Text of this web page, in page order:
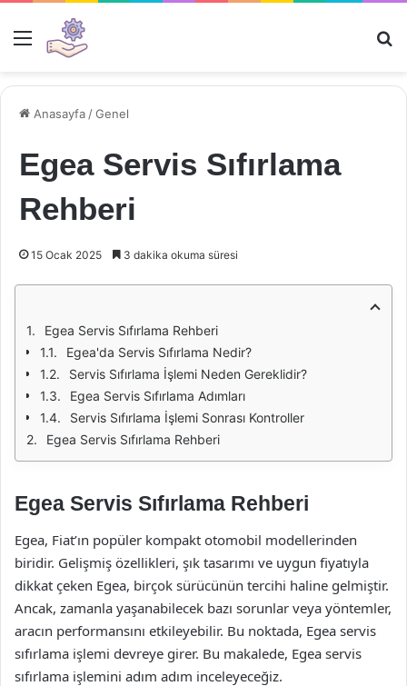
Menü
Anasayfa /Genel
Egea Servis Sıfırlama
Rehberi
15 Ocak 2025 3 dakika okuma süresi
Egea Servis Sıfırlama Rehberi
Egea'da Servis Sıfırlama Nedir?
Servis Sıfırlama İşlemi Neden Gereklidir?
Egea Servis Sıfırlama Adımları
Servis Sıfırlama İşlemi Sonrası Kontroller
Egea Servis Sıfırlama Rehberi
Egea Servis Sıfırlama Rehberi
Egea, Fiat’ın popüler kompakt otomobil modellerinden
biridir. Gelişmiş özellikleri, şık tasarımı ve uygun fiyatıyla
dikkat çeken Egea, birçok sürücünün tercihi haline gelmiştir.
Ancak, zamanla yaşanabilecek bazı sorunlar veya yöntemler,
aracın performansını etkileyebilir. Bu noktada, Egea servis
sıfırlama işlemi devreye girer. Bu makalede, Egea servis
sıfırlama işlemini adım adım inceleyeceğiz.